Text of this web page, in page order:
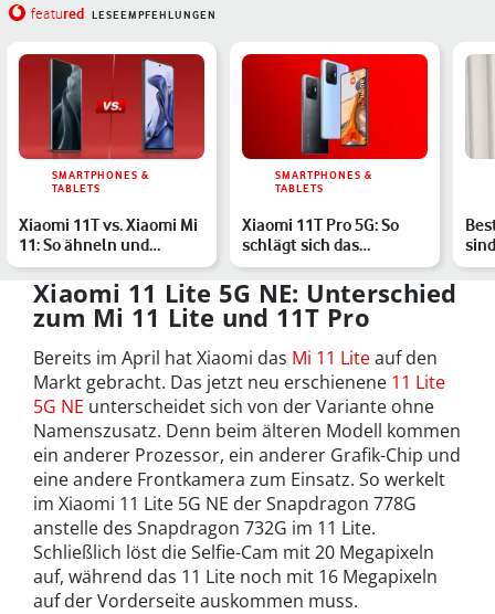
featured LESEEMPFEHLUNGEN
SMARTPHONES &
TABLETS
Xiaomi 11T vs. Xiaomi Mi
11: So ähneln und
unterscheiden sich die…
SMARTPHONES &
TABLETS
Xiaomi 11T Pro 5G: So
schlägt sich das
brandneue 5G-
Smartphone im…
Xiaomi 11 Lite 5G NE: Unterschied
zum Mi 11 Lite und 11T Pro
Bereits im April hat Xiaomi das Mi 11 Liteauf den
Markt gebracht. Das jetzt neu erschienene 11 Lite
5G NE unterscheidet sich von der Variante ohne
Namenszusatz. Denn beim älteren Modell kommen
ein anderer Prozessor, ein anderer Grafik-Chip und
eine andere Frontkamera zum Einsatz. So werkelt
im Xiaomi 11 Lite 5G NE der Snapdragon 778G
anstelle des Snapdragon 732G im 11 Lite.
Schließlich löst die Selfie-Cam mit 20 Megapixeln
auf, während das 11 Lite noch mit 16 Megapixeln
auf der Vorderseite auskommen muss.